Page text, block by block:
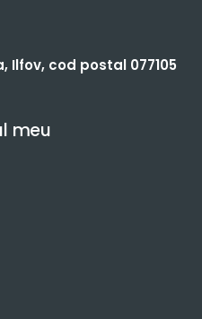
Ilfov, cod postal 077105
meu